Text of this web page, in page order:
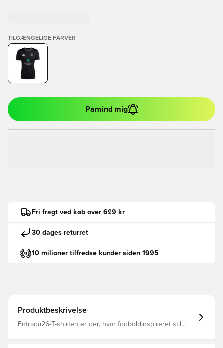
TILGÆNGELIGE FARVER
Påmind mig
Fri fragt ved køb over 699 kr
30 dages returret
10 milioner tilfredse kunder siden 1995
Produktbeskrivelse
Entrada26-T-shirten er der, hvor fodboldinspireret stil